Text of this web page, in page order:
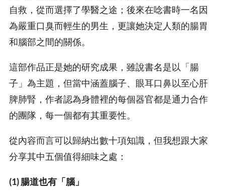
自救，從而選擇了學醫之途；後來在唸書時一名因
為嚴重口臭而輕生的男生，更讓她決定人類的腸胃
和腦部之間的關係。
這部作品正是她的研究成果，雖說書名是以「腸
子」為主題，但當中涵蓋腦子、眼耳口鼻以至心肝
脾肺腎，作者認為身體裡的每個器官都是通力合作
的團隊，每一個都有其重要性。
從內容而言可以歸納出數十項知識，但我想跟大家
分享其中五個值得細味之處：
(1) 腸道也有「腦」